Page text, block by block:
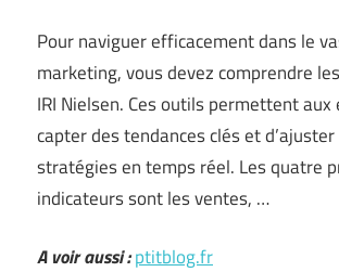
Pour naviguer efficacement dans le
marketing, vous devez comprendre
IRI Nielsen. Ces outils permettent
capter des tendances clés et
stratégies en temps réel. Les quatre
indicateurs sont les ventes, …
A voir aussi :ptitblog.fr